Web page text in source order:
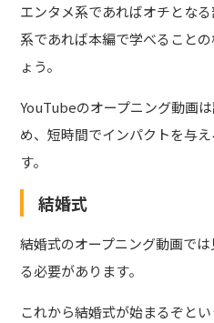
エンタメ系であればオチとな
系であれば本編で学べること
ょう。
YouTubeのオープニング動画
め、短時間でインパクトを与
す。
結婚式
結婚式のオープニング動画で
る必要があります。
これから結婚式が始まるぞと